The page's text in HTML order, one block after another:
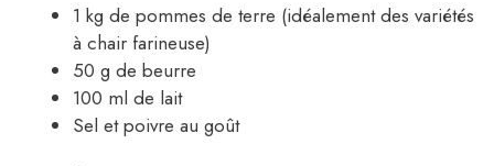
1 kg de pommes de terre (idéalement des variétés
à chair farineuse)
50 g de beurre
100 ml de lait
Sel et poivre au goût